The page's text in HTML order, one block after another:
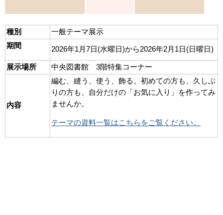
種別
一般テーマ展示
期間
2026年1月7日(水曜日)から2026年2月1日(日曜日)
展示場所 中央図書館 3階特集コーナー
内容
編む、縫う、使う、飾る。初めての方も、久しぶ
りの方も、自分だけの「お気に入り」を作ってみ
ませんか。
テーマの資料一覧はこちらをご覧ください。